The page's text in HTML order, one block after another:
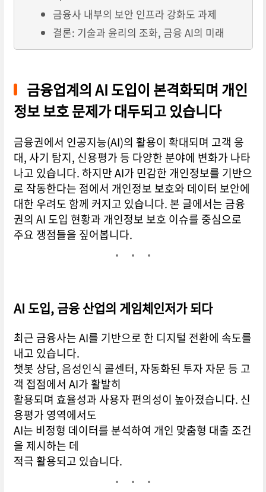
금융사 내부의 보안 인프라 강화도 과제
결론: 기술과 윤리의 조화, 금융 AI의 미래
금융업계의 AI 도입이 본격화되며 개인
정보 보호 문제가 대두되고 있습니다
금융권에서 인공지능(AI)의 활용이 확대되며 고객 응
대, 사기 탐지, 신용평가 등 다양한 분야에 변화가 나타
나고 있습니다. 하지만 AI가 민감한 개인정보를 기반으
로 작동한다는 점에서 개인정보 보호와 데이터 보안에
대한 우려도 함께 커지고 있습니다. 본 글에서는 금융
권의 AI 도입 현황과 개인정보 보호 이슈를 중심으로
주요 쟁점들을 짚어봅니다.
AI 도입, 금융 산업의 게임체인저가 되다
최근 금융사는 AI를 기반으로 한 디지털 전환에 속도를
내고 있습니다.
챗봇 상담, 음성인식 콜센터, 자동화된 투자 자문 등 고
객 접점에서 AI가 활발히
활용되며 효율성과 사용자 편의성이 높아졌습니다. 신
용평가 영역에서도
AI는 비정형 데이터를 분석하여 개인 맞춤형 대출 조건
을 제시하는 데
적극 활용되고 있습니다.